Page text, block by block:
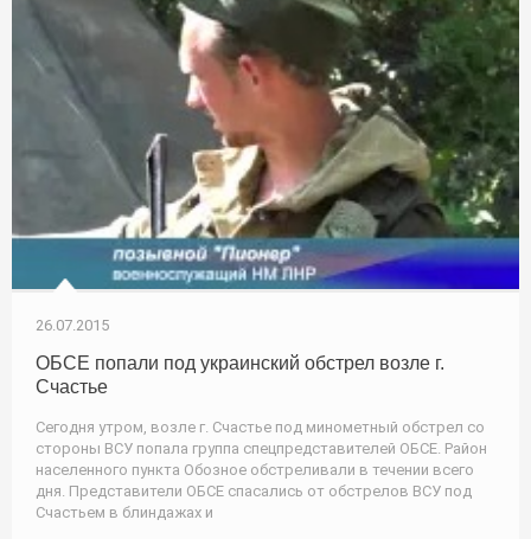
26.07.2015
ОБСЕ попали под украинский обстрел возле г.
Счастье
Сегодня утром, возле г. Счастье под минометный обстрел со
стороны ВСУ попала группа спецпредставителей ОБСЕ. Район
населенного пункта Обозное обстреливали в течении всего
дня. Представители ОБСЕ спасались от обстрелов ВСУ под
Счастьем в блиндажах и